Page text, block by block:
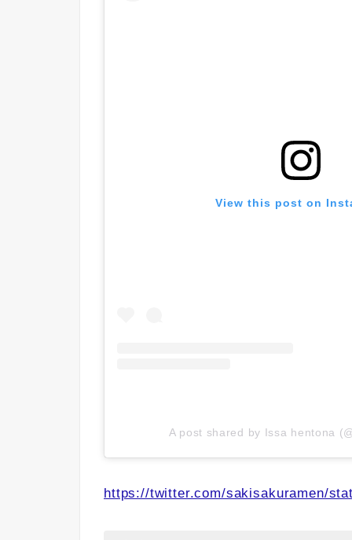
View this post on
A post shared by Issa hentona
https://twitter.com/sakisakuramen/